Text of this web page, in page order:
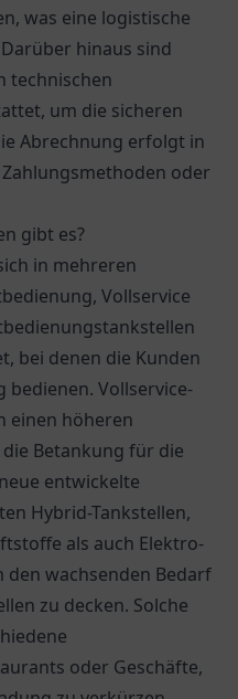
was eine logistische
hinaus sind
technischen
um die sicheren
Abrechnung erfolgt in
oder
gibt es?
in mehreren
Vollservice
bei denen die Kunden
bedienen. Vollservice-
einen höheren
Betankung für die
entwickelte
Hybrid-Tankstellen,
als auch Elektro-
den wachsenden Bedarf
zu decken. Solche
oder Geschäfte,